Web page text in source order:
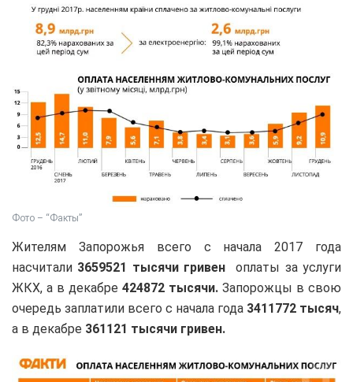
Фото – “Факты”
Жителям Запорожья всего с начала 2017 года
насчитали 3659521 тысячи гривен оплаты за услуги
ЖКХ, а в декабре 424872 тысячи. Запорожцы в свою
очередь заплатили всего с начала года 3411772 тысяч,
а в декабре 361121 тысячи гривен.